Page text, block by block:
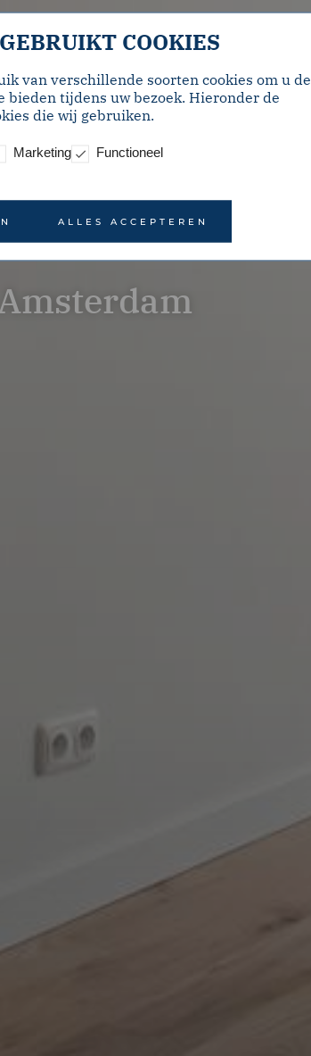
COOKIES
van verschillende soorten cookies om u de
bieden tijdens uw bezoek. Hieronder de
die wij gebruiken.
Marketing Functioneel
ALLES ACCEPTEREN